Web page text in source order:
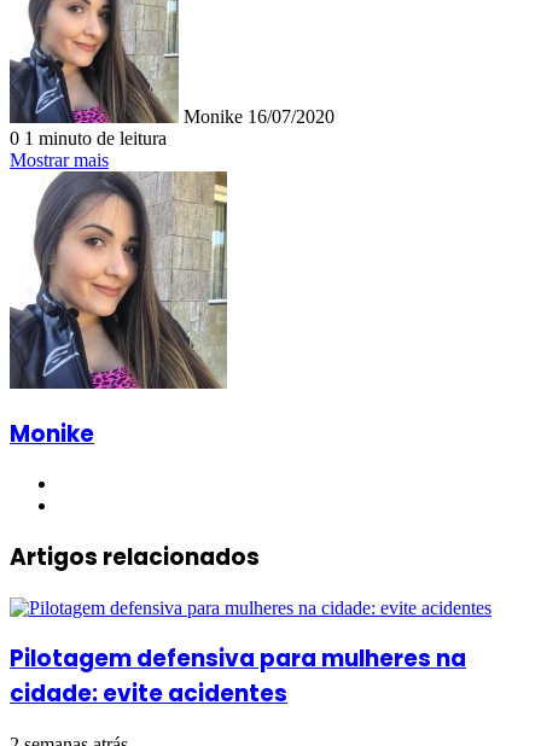
Monike 16/07/2020
0 1 minuto de leitura
Mostrar mais
Monike
Artigos relacionados
Pilotagem defensiva para mulheres na
cidade: evite acidentes